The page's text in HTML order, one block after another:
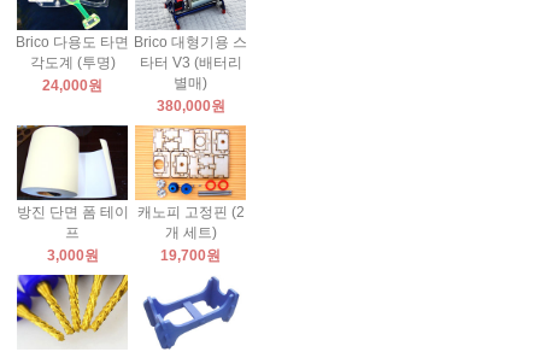
Brico 다용도 타면
각도계 (투명)
24,000원
Brico 대형기용 스
타터 V3 (배터리
별매)
380,000원
방진 단면 폼 테이
프
3,000원
캐노피 고정핀 (2
개 세트)
19,700원